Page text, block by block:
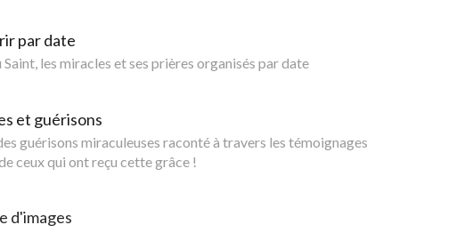
par date
Saint, les miracles et ses prières organisés par date
et guérisons
guérisons miraculeuses raconté à travers les témoignages
ceux qui ont reçu cette grâce !
d'images